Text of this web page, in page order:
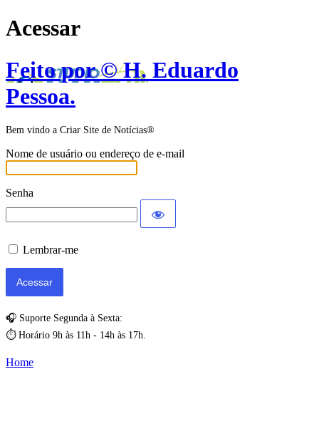
Acessar
Feito por © H. Eduardo
Pessoa.
Bem vindo a Criar Site de Notícias®
Nome de usuário ou endereço de e-mail
Senha
Lembrar-me
🎧 Suporte Segunda à Sexta:
⏱️ Horário 9h às 11h - 14h às 17h.
Home